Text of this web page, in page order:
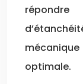
optimale.